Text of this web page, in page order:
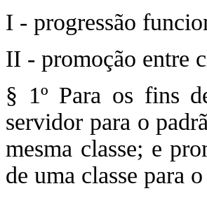
I - progressão
II - promoção entre
§ 1º Para os fins
servidor para o
mesma classe; e
de uma classe para